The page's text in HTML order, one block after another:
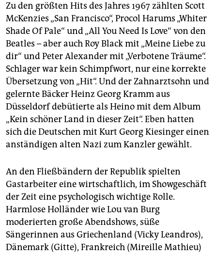
Zu den größten Hits des Jahres 1967 zählten Scott
McKenzies „San Francisco“, Procol Harums „Whiter
Shade Of Pale“ und „All You Need Is Love“ von den
Beatles – aber auch Roy Black mit „Meine Liebe zu
dir“ und Peter Alexander mit „Verbotene Träume“.
Schlager war kein Schimpfwort, nur eine korrekte
Übersetzung von „Hit“. Und der Zahnarztsohn und
gelernte Bäcker Heinz Georg Kramm aus
Düsseldorf debütierte als Heino mit dem Album
„Kein schöner Land in dieser Zeit“. Eben hatten
sich die Deutschen mit Kurt Georg Kiesinger einen
anständigen alten Nazi zum Kanzler gewählt.
An den Fließbändern der Republik spielten
Gastarbeiter eine wirtschaftlich, im Showgeschäft
der Zeit eine psychologisch wichtige Rolle.
Harmlose Holländer wie Lou van Burg
moderierten große Abendshows, süße
Sängerinnen aus Griechenland (Vicky Leandros),
Dänemark (Gitte), Frankreich (Mireille Mathieu)